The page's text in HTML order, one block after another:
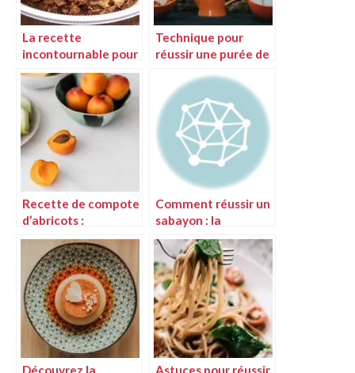
La recette
incontournable pour
réussir vos cakes
Technique pour
réussir une purée de
Recette de compote
d’abricots :
techniques et
astuces pour réussir
Comment réussir un
sabayon : la
technique
incontournable
Découvrez la
Astuces pour réussir